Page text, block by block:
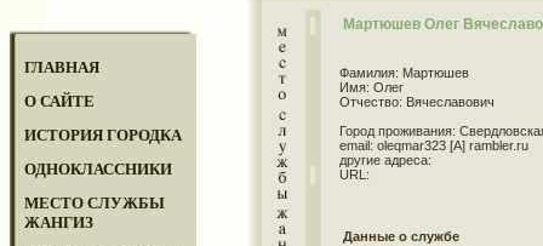
ГЛАВНАЯ
О САЙТЕ
ИСТОРИЯ ГОРОДКА
ОДНОКЛАССНИКИ
МЕСТО СЛУЖБЫ
ЖАНГИЗ
Мартюшев Олег
Фамилия: Мартюшев
Имя: Олег
Отчество: Вячеславович
Город проживания:
email: oleqmar323 [A] rambler.ru
другие адреса:
URL:
Данные о службе